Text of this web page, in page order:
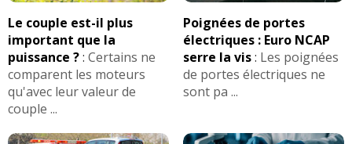
Le couple est-il plus
important que la
puissance ?: Certains ne
comparent les moteurs
qu'avec leur valeur de
couple ...
Poignées de portes
électriques : Euro NCAP
serre la vis: Les poignées
de portes électriques ne
sont pa ...